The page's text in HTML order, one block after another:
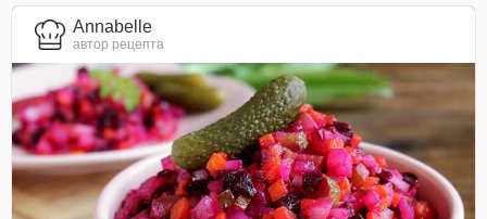
Annabelle
автор рецепта